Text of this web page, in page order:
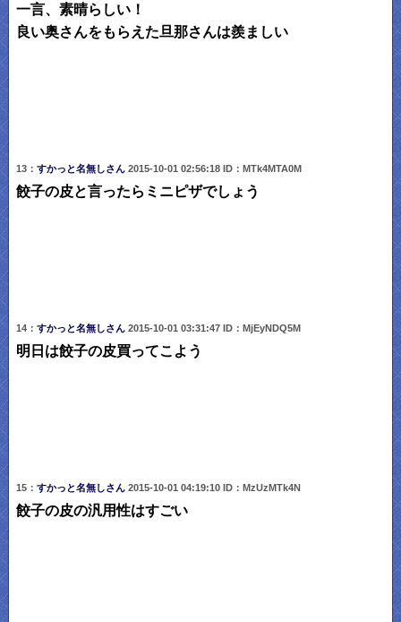
一言、素晴らしい！
良い奥さんをもらえた旦那さんは羨ましい
13： すかっと名無しさん 2015-10-01 02:56:18 ID：MTk4MTA0M
餃子の皮と言ったらミニピザでしょう
14： すかっと名無しさん 2015-10-01 03:31:47 ID：MjEyNDQ5M
明日は餃子の皮買ってこよう
15： すかっと名無しさん 2015-10-01 04:19:10 ID：MzUzMTk4N
餃子の皮の汎用性はすごい